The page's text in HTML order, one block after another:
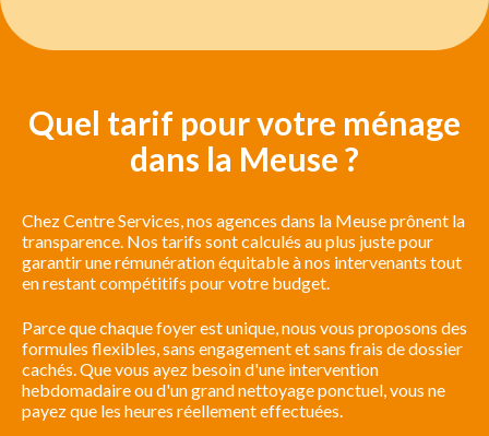
Quel tarif pour votre ménage
dans la Meuse ?
Chez Centre Services, nos agences dans la Meuse prônent la
transparence. Nos tarifs sont calculés au plus juste pour
garantir une rémunération équitable à nos intervenants tout
en restant compétitifs pour votre budget.
Parce que chaque foyer est unique, nous vous proposons des
formules flexibles, sans engagement et sans frais de dossier
cachés. Que vous ayez besoin d'une intervention
hebdomadaire ou d'un grand nettoyage ponctuel, vous ne
payez que les heures réellement effectuées.